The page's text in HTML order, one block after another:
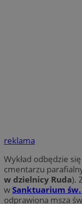
reklama
Wykład odbędzie
cmentarzu
w dzielnicy Ruda).
wSanktuarium św.
odprawiona msza